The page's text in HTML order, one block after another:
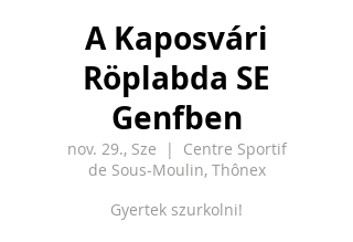
A Kaposvári
Röplabda SE
Genfben
nov. 29., Sze
  |
Centre Sportif
de Sous-Moulin, Thônex
Gyertek szurkolni!